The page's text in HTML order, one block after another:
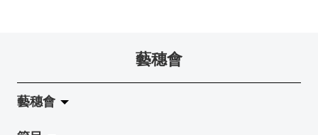
藝穗會
藝穗會